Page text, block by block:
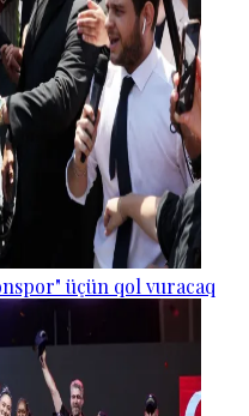
üçün qol vuracaq